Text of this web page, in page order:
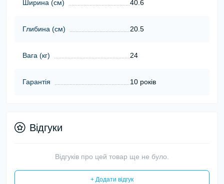
Ширина (cм) 40.6
Глибина (cм) 20.5
Вага (кг) 24
Гарантія 10 років
Відгуки
Відгуків про цей товар ще не було.
+ Додати відгук